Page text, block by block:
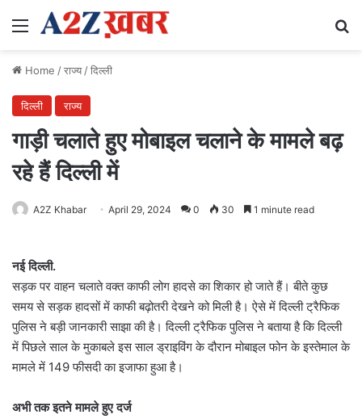
Menu
Home /राज्य/दिल्ली
दिल्ली राज्य
गाड़ी चलाते हुए मोबाइल चलाने के मामले बढ़
रहे हैं दिल्ली में
A2Z Khabar April 29, 2024 0 30 1 minute read
नई दिल्ली.
सड़क पर वाहन चलाते वक्त काफी लोग हादसे का शिकार हो जाते हैं। बीते कुछ
समय से सड़क हादसों में काफी बढ़ोतरी देखने को मिली है। ऐसे में दिल्ली ट्रैफिक
पुलिस ने बड़ी जानकारी साझा की है। दिल्ली ट्रैफिक पुलिस ने बताया है कि दिल्ली
में पिछले साल के मुकाबले इस साल ड्राइविंग के दौरान मोबाइल फोन के इस्तेमाल के
मामले में 149 फीसदी का इजाफा हुआ है।
अभी तक इतने मामले हुए दर्ज